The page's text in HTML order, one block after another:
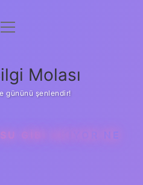
Uyarı
menüyü
Molası
gününü şenlendir!
GIBI AKIYOR NE